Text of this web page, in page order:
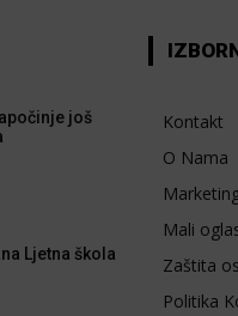
još
Ljetna škola
Kontakt
O Nama
Mali
Zaštita
Politika